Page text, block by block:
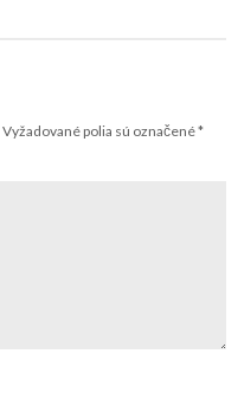
Vyžadované polia sú označené*